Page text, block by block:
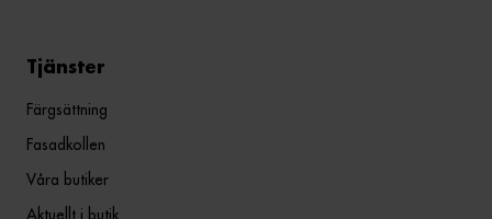
Tjänster
Färgsättning
Fasadkollen
Våra butiker
Aktuellt i butik